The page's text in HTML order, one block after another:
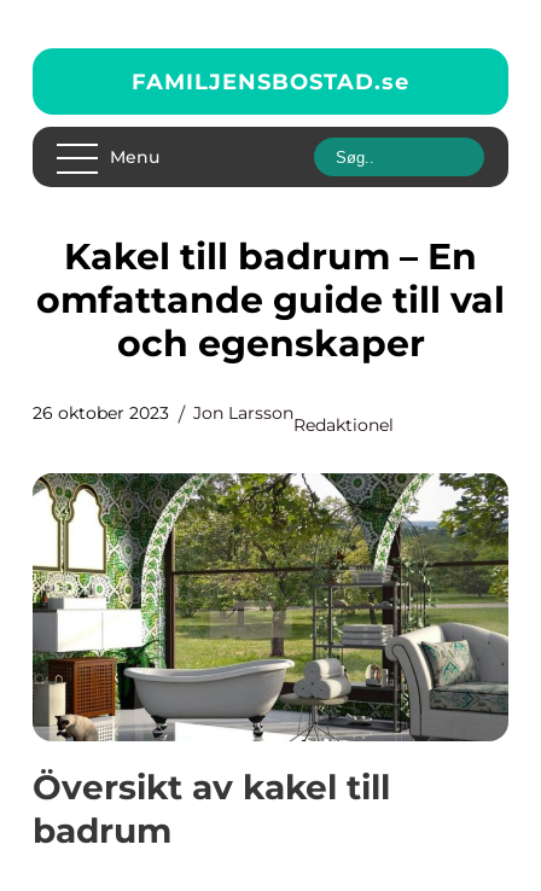
FAMILJENSBOSTAD.se
Menu
Kakel till badrum – En
omfattande guide till val
och egenskaper
26 oktober 2023 Jon Larsson
Redaktionel
Översikt av kakel till
badrum